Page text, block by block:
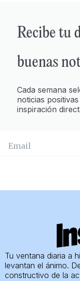
Recibe tu
buenas
Cada semana
noticias
inspiración
Tu ventana diaria a
levantan el ánimo.
constructivo de la